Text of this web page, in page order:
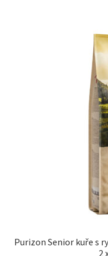
Purizon Senior kuře s
2